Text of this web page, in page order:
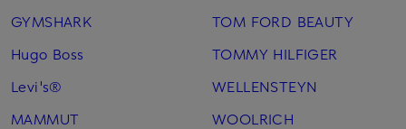
GYMSHARK
Hugo Boss
Levi's®
MAMMUT
TOM FORD BEAUTY
TOMMY HILFIGER
WELLENSTEYN
WOOLRICH